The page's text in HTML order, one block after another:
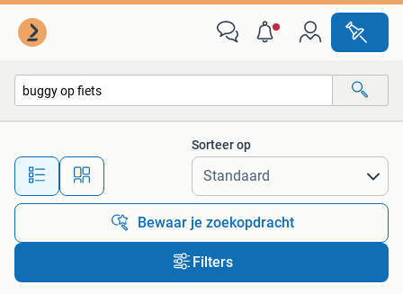
Alle afstanden…
Sorteer op
Bewaar je zoekopdracht
Filters